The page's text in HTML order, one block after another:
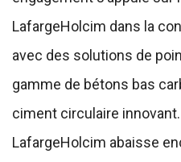
LafargeHolcim dans la
avec des solutions de
gamme de bétons bas
ciment circulaire
LafargeHolcim abaisse